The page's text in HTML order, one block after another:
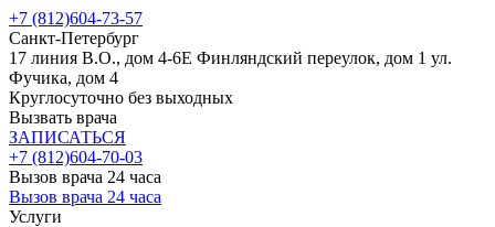
+7 (812)604-73-57
Санкт-Петербург
17 линия В.О., дом 4-6Е Финляндский переулок, дом 1 ул.
Фучика, дом 4
Круглосуточно без выходных
Вызвать врача
ЗАПИСАТЬСЯ
+7 (812)604-70-03
Вызов врача 24 часа
Вызов врача 24 часа
Услуги